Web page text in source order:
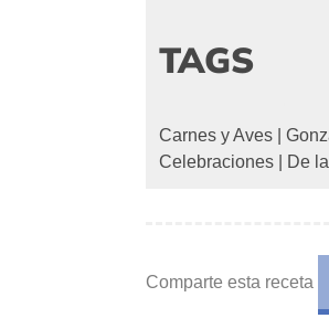
TAGS
Carnes y Aves
Celebraciones
De
Comparte esta receta